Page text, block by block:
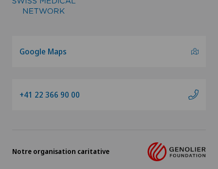
Google Maps
+41 22 366 90 00
Notre organisation caritative